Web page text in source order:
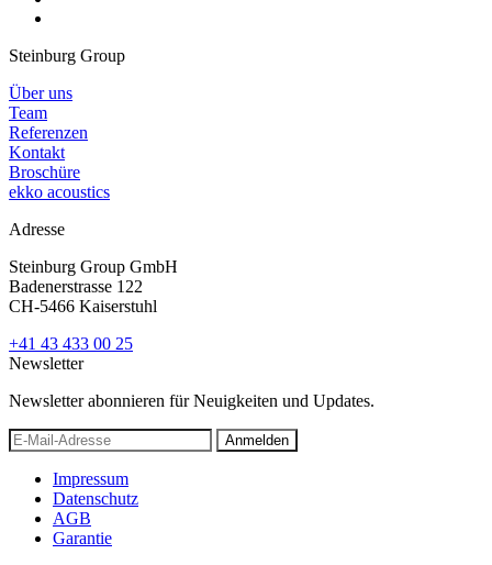
Steinburg Group
Über uns
Team
Referenzen
Kontakt
Broschüre
ekko acoustics
Adresse
Steinburg Group GmbH
Badenerstrasse 122
CH-5466 Kaiserstuhl
+41 43 433 00 25
Newsletter
Newsletter abonnieren für Neuigkeiten und Updates.
Anmelden
Impressum
Datenschutz
AGB
Garantie